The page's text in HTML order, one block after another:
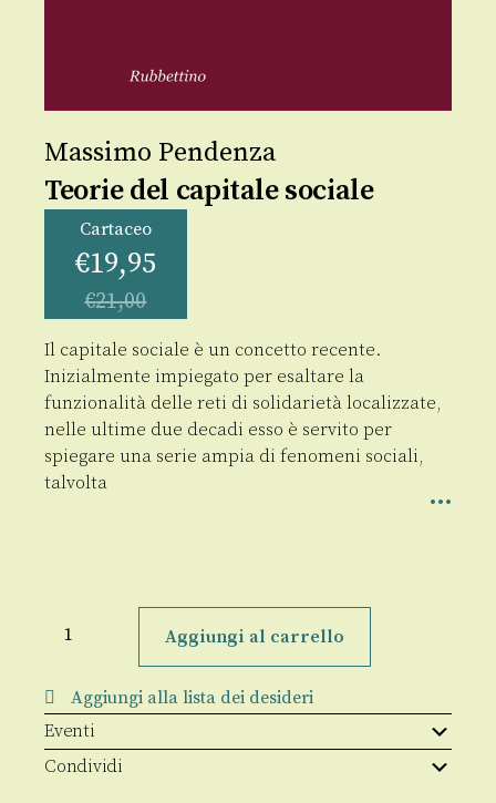
Massimo Pendenza
Teorie del capitale sociale
Cartaceo
€19,95
€21,00
Il capitale sociale è un concetto recente.
Inizialmente impiegato per esaltare la
funzionalità delle reti di solidarietà localizzate,
nelle ultime due decadi esso è servito per
spiegare una serie ampia di fenomeni sociali,
talvolta
del
quantità
Aggiungi al carrello
Aggiungi alla lista dei desideri
Eventi
Condividi